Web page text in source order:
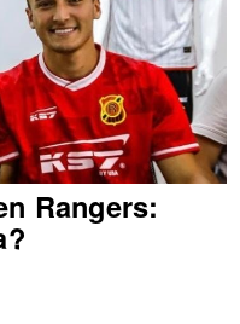
Rangers: